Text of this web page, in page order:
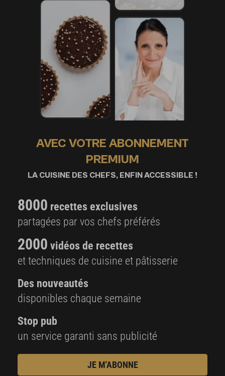
AVEC VOTRE ABONNEMENT
PREMIUM
LA CUISINE DES CHEFS, ENFIN ACCESSIBLE !
8000 recettes exclusives
partagées par vos chefs préférés
2000 vidéos de recettes
et techniques de cuisine et pâtisserie
Des nouveautés
disponibles chaque semaine
Stop pub
un service garanti sans publicité
JE M'ABONNE